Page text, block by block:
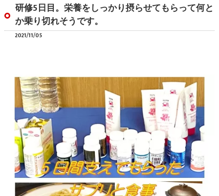
研修5日目。栄養をしっかり摂らせてもらって何と
か乗り切れそうです。
2021/11/05